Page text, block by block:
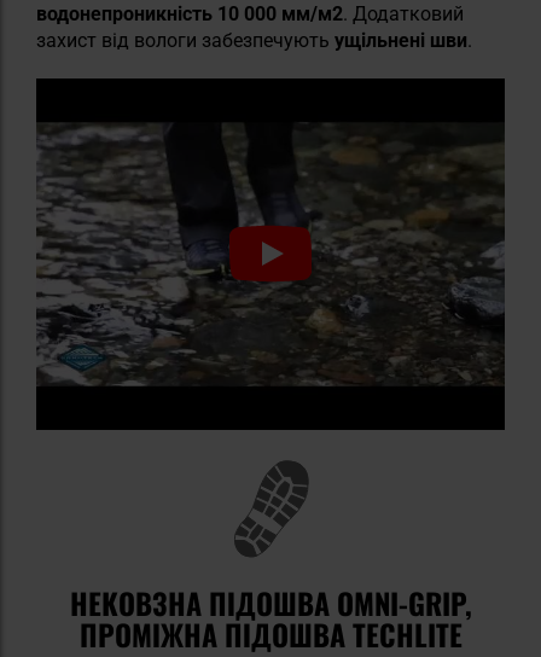
водонепроникність 10 000 мм/м2. Додатковий
захист від вологи забезпечують ущільнені шви.
НЕКОВЗНА ПІДОШВА OMNI-GRIP,
ПРОМІЖНА ПІДОШВА TECHLITE